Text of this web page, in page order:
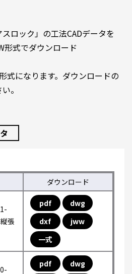
ロック」の工法CADデータを
形式でダウンロード
式になります。ダウンロードの
。
ダウンロード
張
pdf
dwg
dxf
jww
一式
pdf
dwg